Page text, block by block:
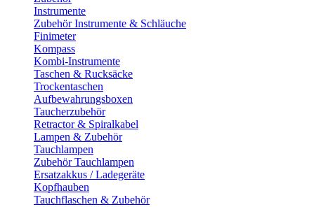
Instrumente
Zubehör Instrumente & Schläuche
Finimeter
Kompass
Kombi-Instrumente
Taschen & Rucksäcke
Trockentaschen
Aufbewahrungsboxen
Taucherzubehör
Retractor & Spiralkabel
Lampen & Zubehör
Tauchlampen
Zubehör Tauchlampen
Ersatzakkus / Ladegeräte
Kopfhauben
Tauchflaschen & Zubehör